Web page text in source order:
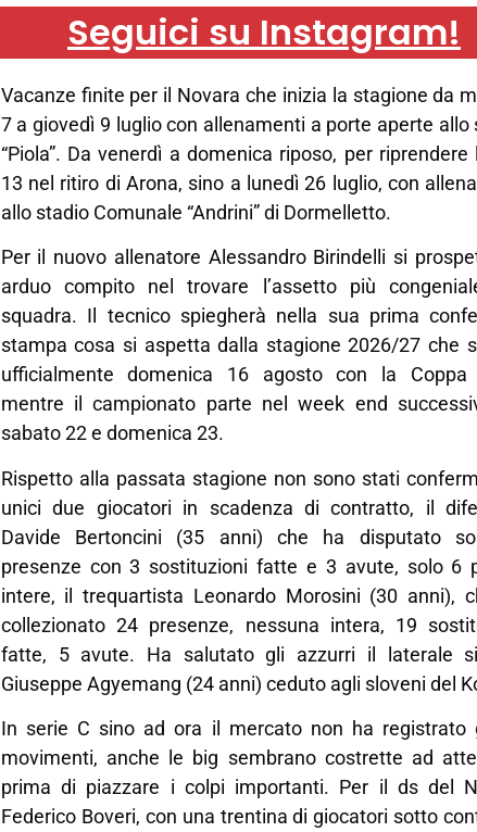
Seguici su Instagram!
Vacanze finite per il Novara che inizia la stagione da
7 a giovedì 9 luglio con allenamenti a porte aperte allo
“Piola”. Da venerdì a domenica riposo, per riprendere
13 nel ritiro di Arona, sino a lunedì 26 luglio, con
allo stadio Comunale “Andrini” di Dormelletto.
Per il nuovo allenatore Alessandro Birindelli si
arduo compito nel trovare l’assetto più
squadra. Il tecnico spiegherà nella sua prima
stampa cosa si aspetta dalla stagione 2026/27 che
ufficialmente domenica 16 agosto con la Coppa
mentre il campionato parte nel week end
sabato 22 e domenica 23.
Rispetto alla passata stagione non sono stati
unici due giocatori in scadenza di contratto, il
Davide Bertoncini (35 anni) che ha disputato
presenze con 3 sostituzioni fatte e 3 avute, solo 6
intere, il trequartista Leonardo Morosini (30 anni),
collezionato 24 presenze, nessuna intera, 19
fatte, 5 avute. Ha salutato gli azzurri il laterale
Giuseppe Agyemang (24 anni) ceduto agli sloveni del
In serie C sino ad ora il mercato non ha registrato
movimenti, anche le big sembrano costrette ad
prima di piazzare i colpi importanti. Per il ds del
Federico Boveri, con una trentina di giocatori sotto